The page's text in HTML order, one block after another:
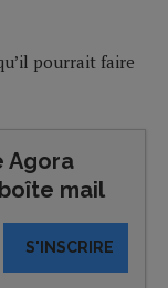
pourrait faire
Agora
mail
S'INSCRIRE